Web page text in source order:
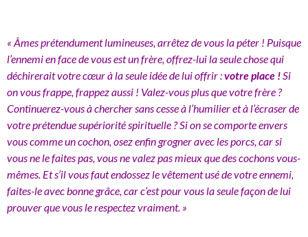
« Âmes prétendument lumineuses, arrêtez de vous la péter ! Puisque
l’ennemi en face de vous est un frère, offrez-lui la seule chose qui
déchirerait votre cœur à la seule idée de lui offrir :votre place ! Si
on vous frappe, frappez aussi ! Valez-vous plus que votre frère ?
Continuerez-vous à chercher sans cesse à l’humilier et à l’écraser de
votre prétendue supériorité spirituelle ? Si on se comporte envers
vous comme un cochon, osez enfin grogner avec les porcs, car si
vous ne le faites pas, vous ne valez pas mieux que des cochons vous-
mêmes. Et s’il vous faut endossez le vêtement usé de votre ennemi,
faites-le avec bonne grâce, car c’est pour vous la seule façon de lui
prouver que vous le respectez vraiment. »